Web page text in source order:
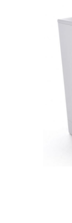
OTROS